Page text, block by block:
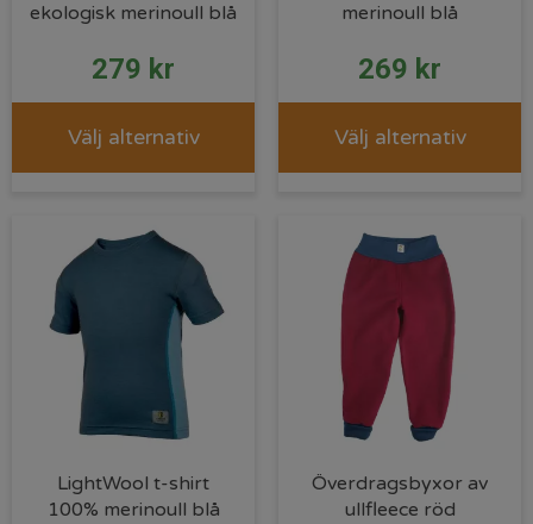
ekologisk merinoull blå
279 kr
Välj alternativ
merinoull blå
269 kr
Välj alternativ
LightWool t-shirt
100% merinoull blå
Överdragsbyxor av
ullfleece röd